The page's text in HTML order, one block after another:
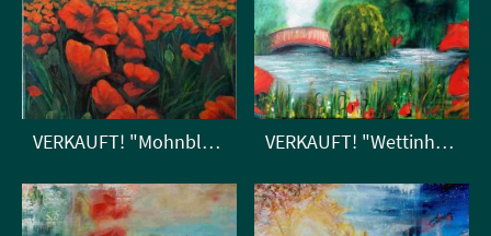
VERKAUFT! "Mohnblumenfeld" VERKAUFT! "Wettinhain"